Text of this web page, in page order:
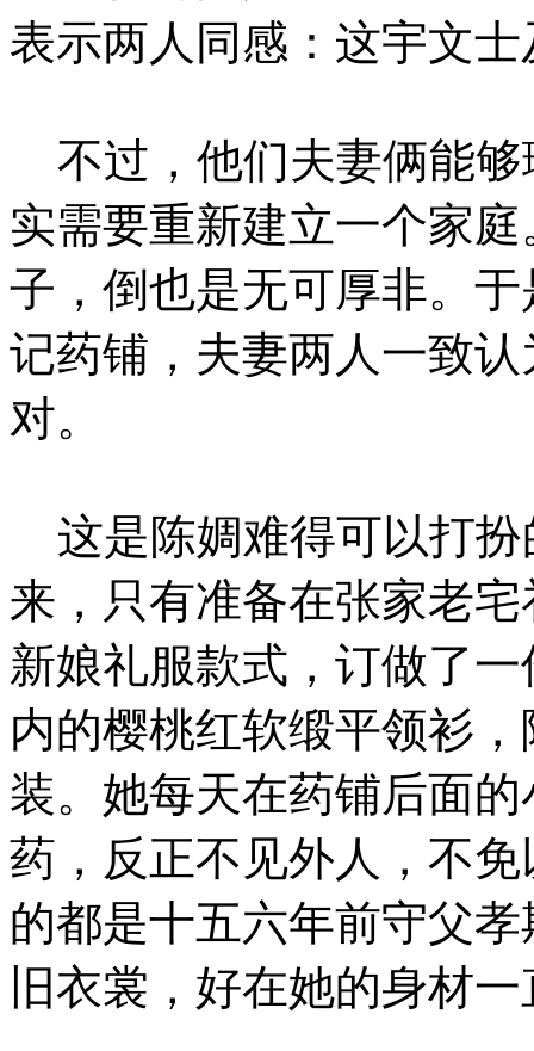
表示两人同感：这宇文
不过，他们夫妻俩能够
实需要重新建立一个家
子，倒也是无可厚非。
记药铺，夫妻两人一致
对。
这是陈婤难得可以打扮
来，只有准备在张家老
新娘礼服款式，订做了
内的樱桃红软缎平领衫
装。她每天在药铺后面
药，反正不见外人，不
的都是十五六年前守父
旧衣裳，好在她的身材